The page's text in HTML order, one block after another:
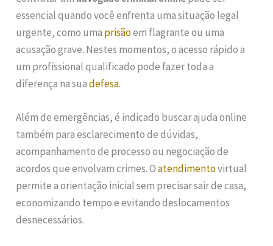
essencial quando você enfrenta uma situação legal
urgente, como uma prisãoem flagrante ou uma
acusação grave. Nestes momentos, o acesso rápido a
um profissional qualificado pode fazer toda a
diferença na suadefesa.
Além de emergências, é indicado buscar ajuda online
também para esclarecimento de dúvidas,
acompanhamento de processo ou negociação de
acordos que envolvam crimes. Oatendimentovirtual
permite a orientação inicial sem precisar sair de casa,
economizando tempo e evitando deslocamentos
desnecessários.